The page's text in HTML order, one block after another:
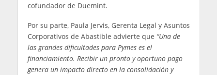
cofundador de Duemint.
Por su parte, Paula Jervis, Gerenta Legal y Asuntos
Corporativos de Abastible advierte que “Una de
las grandes dificultades para Pymes es el
financiamiento. Recibir un pronto y oportuno pago
genera un impacto directo en la consolidación y